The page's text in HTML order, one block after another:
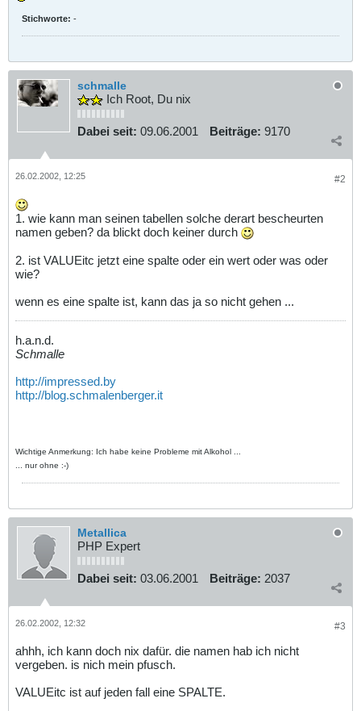
Stichworte: -
schmalle
Ich Root, Du nix
Dabei seit: 09.06.2001 Beiträge: 9170
#2
26.02.2002, 12:25
1. wie kann man seinen tabellen solche derart bescheurten
namen geben? da blickt doch keiner durch
2. ist VALUEitc jetzt eine spalte oder ein wert oder was oder
wie?
wenn es eine spalte ist, kann das ja so nicht gehen ...
h.a.n.d.
Schmalle
http://impressed.by
http://blog.schmalenberger.it
Wichtige Anmerkung: Ich habe keine Probleme mit Alkohol ...
... nur ohne :-)
Metallica
PHP Expert
Dabei seit: 03.06.2001 Beiträge: 2037
#3
26.02.2002, 12:32
ahhh, ich kann doch nix dafür. die namen hab ich nicht
vergeben. is nich mein pfusch.
VALUEitc ist auf jeden fall eine SPALTE.